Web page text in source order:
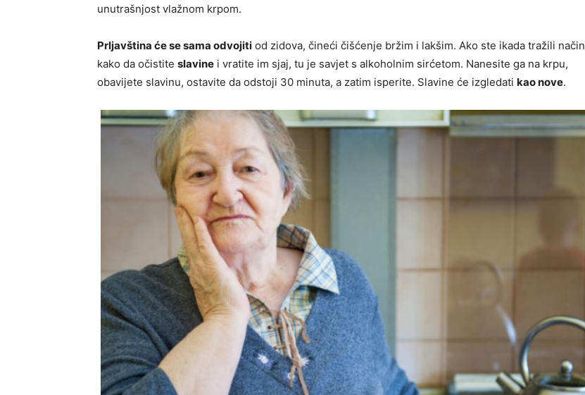
unutrašnjost vlažnom krpom.
Prljavština će se sama odvojiti od zidova, čineći čišćenje bržim i lakšim. Ako ste ikada tražili način
kako da očistite slavine i vratite im sjaj, tu je savjet s alkoholnim sirćetom. Nanesite ga na krpu,
obavijete slavinu, ostavite da odstoji 30 minuta, a zatim isperite. Slavine će izgledati kao nove.